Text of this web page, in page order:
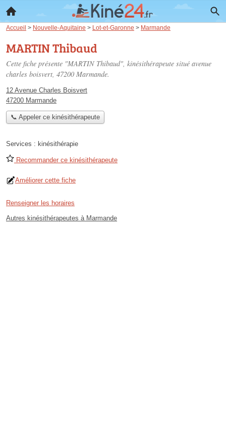
Accueil > Nouvelle-Aquitaine > Lot-et-Garonne > Marmande
MARTIN Thibaud
Cette fiche présente "MARTIN Thibaud", kinésithérapeute situé avenue
charles boisvert, 47200 Marmande.
12 Avenue Charles Boisvert
47200 Marmande
📞 Appeler ce kinésithérapeute
Services : kinésithérapie
Recommander ce kinésithérapeute
Améliorer cette fiche
Renseigner les horaires
Autres kinésithérapeutes à Marmande